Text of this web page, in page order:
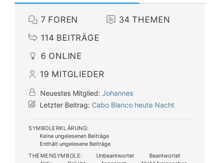
7 FOREN 34 THEMEN
114 BEITRÄGE
6 ONLINE
19 MITGLIEDER
Neuestes Mitglied: Johannes
Letzter Beitrag: Cabo Blanco heute Nacht
SYMBOLERKLÄRUNG:
Keine ungelesenen Beiträge
Enthält ungelesene Beiträge
THEMENSYMBOLE:
Unbeantwortet
Beantwortet